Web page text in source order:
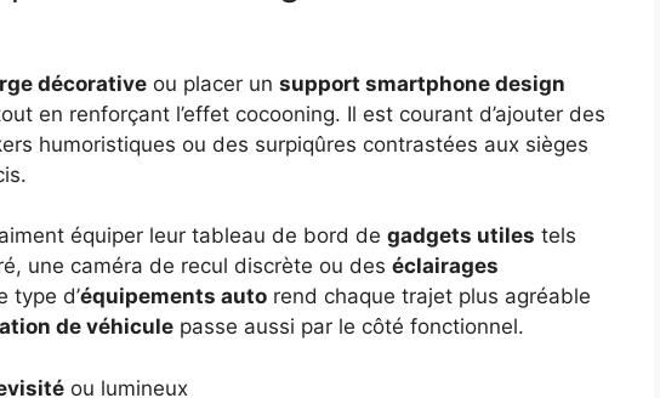
décorative ou placer un support smartphone design
en renforçant l’effet cocooning. Il est courant d’ajouter des
humoristiques ou des surpiqûres contrastées aux sièges
équiper leur tableau de bord de gadgets utiles tels
une caméra de recul discrète ou des éclairages
type d’équipements auto rend chaque trajet plus agréable
de véhicule passe aussi par le côté fonctionnel.
ou lumineux